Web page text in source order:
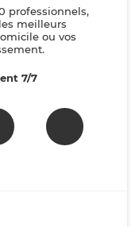
professionnels,
meilleurs
ou vos
7/7